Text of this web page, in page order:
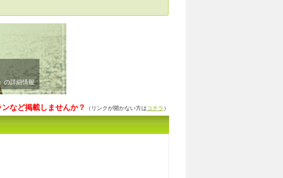
の詳細情報
など掲載しませんか？ （リンクが開かない方は コチラ ）